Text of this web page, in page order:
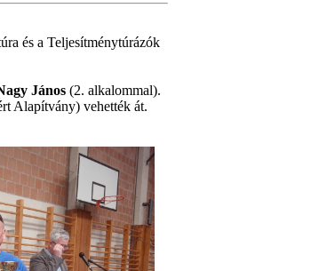
és a Teljesítménytúrázók
János (2. alkalommal).
Alapítvány) vehették át.